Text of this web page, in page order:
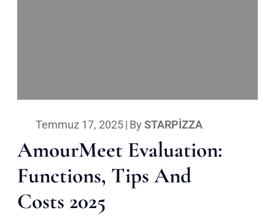
Temmuz 17, 2025| By STARPIZZA
AmourMeet Evaluation:
Functions, Tips And
Costs 2025